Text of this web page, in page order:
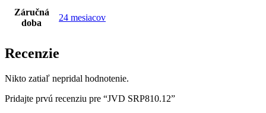
Záručná
doba
24 mesiacov
Recenzie
Nikto zatiaľ nepridal hodnotenie.
Pridajte prvú recenziu pre “JVD SRP810.12”